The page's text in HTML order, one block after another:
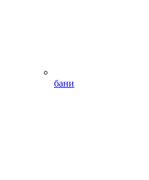
бани